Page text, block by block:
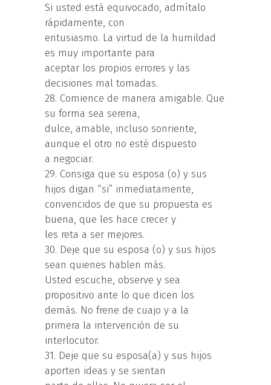
Si usted está equivocado, admítalo
rápidamente, con
entusiasmo. La virtud de la humildad
es muy importante para
aceptar los propios errores y las
decisiones mal tomadas.
28. Comience de manera amigable. Que
su forma sea serena,
dulce, amable, incluso sonriente,
aunque el otro no esté dispuesto
a negociar.
29. Consiga que su esposa (o) y sus
hijos digan “si” inmediatamente,
convencidos de que su propuesta es
buena, que les hace crecer y
les reta a ser mejores.
30. Deje que su esposa (o) y sus hijos
sean quienes hablen más.
Usted escuche, observe y sea
propositivo ante lo que dicen los
demás. No frene de cuajo y a la
primera la intervención de su
interlocutor.
31. Deje que su esposa(a) y sus hijos
aporten ideas y se sientan